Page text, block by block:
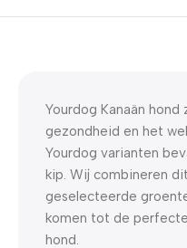
5% korting met code
Yourdog Kanaän
gezondheid en het
Yourdog varianten
kip. Wij combineren
geselecteerde
komen tot de
hond.